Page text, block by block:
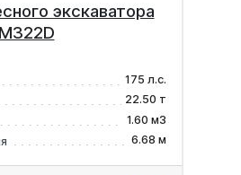
экскаватора
175 л.с.
22.50 т
1.60 м3
6.68 м